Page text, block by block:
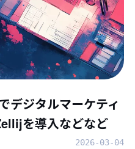
デジタルマーケティ
を導入などなど
2026-03-04